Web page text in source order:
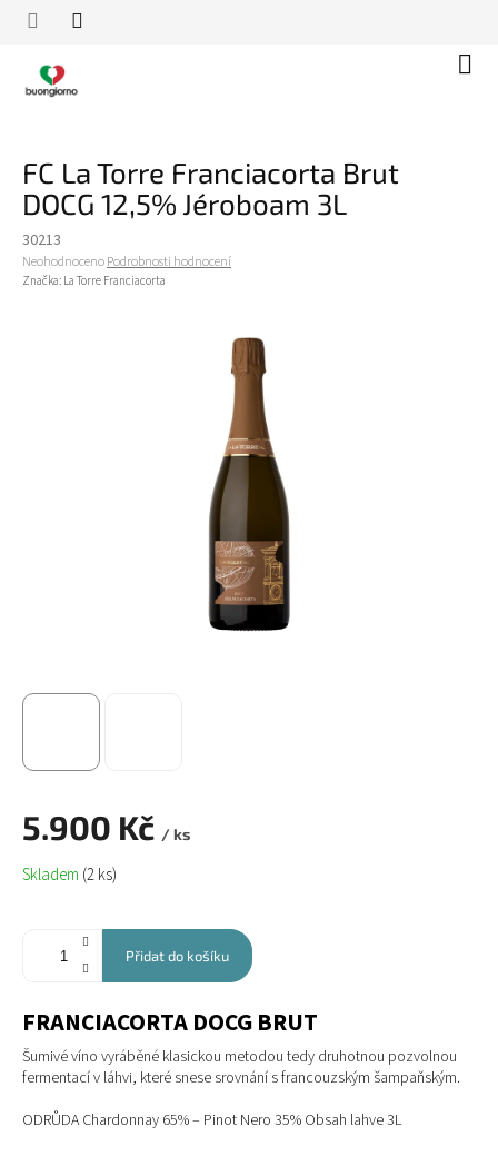
Přejít
FC La Torre Franciacorta Brut
DOCG 12,5% Jéroboam 3L
30213
Průměrné
hodnocení
NeohodnocenoPodrobnosti hodnocení
Značka: La Torre Franciacorta
5.900 Kč / ks
Měrná
cena:
Skladem (2 ks)
Přidat do košíku
FRANCIACORTA DOCG BRUT
Šumivé víno vyráběné klasickou metodou tedy druhotnou pozvolnou
fermentací v láhvi, které snese srovnání s francouzským šampaňským.
ODRŮDA Chardonnay 65% – Pinot Nero 35% Obsah lahve 3L